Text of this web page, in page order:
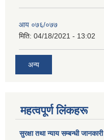
आय ०७६/०७७
मिति: 04/18/2021 - 13:02
अन्य
महत्वपूर्ण लिंकहरू
सुरक्षा तथा न्याय सम्बन्धी जानकारी